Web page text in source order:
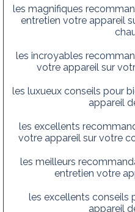
les magnifiques
entretien votre appareil
les incroyables
votre appareil sur
les luxueux conseils pour
appareil
les excellents
votre appareil sur votre
les meilleurs
entretien votre
les excellents conseils
appareil